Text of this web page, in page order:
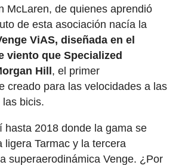
McLaren, de quienes aprendió
de esta asociación nacía la
ViAS, diseñada en el
viento que Specialized
Hill , el primer
creado para las velocidades a las
bicis.
hasta 2018 donde la gama se
ligera Tarmac y la tercera
superaerodinámica Venge. ¿Por